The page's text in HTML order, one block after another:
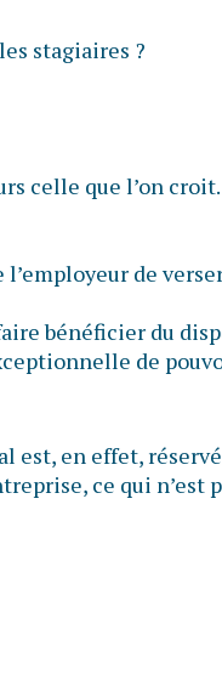
stagiaires ?
celle que l’on
de
bénéficier du
de
est, en effet,
ce qui n’est